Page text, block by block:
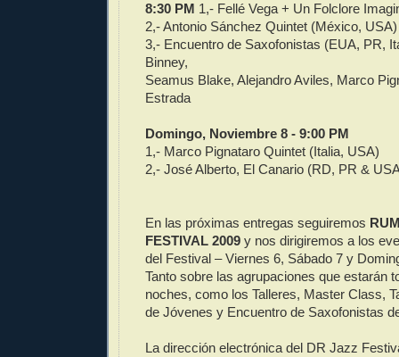
8:30 PM 1,- Fellé Vega + Un Folclore
2,- Antonio Sánchez Quintet (México, USA)
3,- Encuentro de Saxofonistas (EUA, PR,
Binney,
Seamus Blake, Alejandro Aviles, Marco
Estrada
Domingo, Noviembre 8 - 9:00 PM
1,- Marco Pignataro Quintet (Italia, USA)
2,- José Alberto, El Canario (RD, PR &
En las próximas entregas seguiremos
FESTIVAL 2009 y nos dirigiremos a los
del Festival – Viernes 6, Sábado 7 y
Tanto sobre las agrupaciones que estarán
noches, como los Talleres, Master Class,
de Jóvenes y Encuentro de Saxofonistas
La dirección electrónica del DR Jazz